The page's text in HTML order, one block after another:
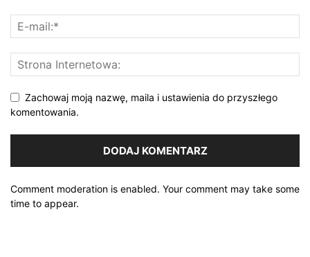
Zachowaj moją nazwę, maila i ustawienia do przyszłego
komentowania.
Comment moderation is enabled. Your comment may take some
time to appear.